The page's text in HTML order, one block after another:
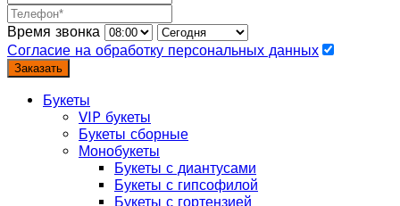
Время звонка
Согласие на обработку персональных данных
Заказать
Букеты
VIP букеты
Букеты сборные
Монобукеты
Букеты с диантусами
Букеты с гипсофилой
Букеты с гортензией